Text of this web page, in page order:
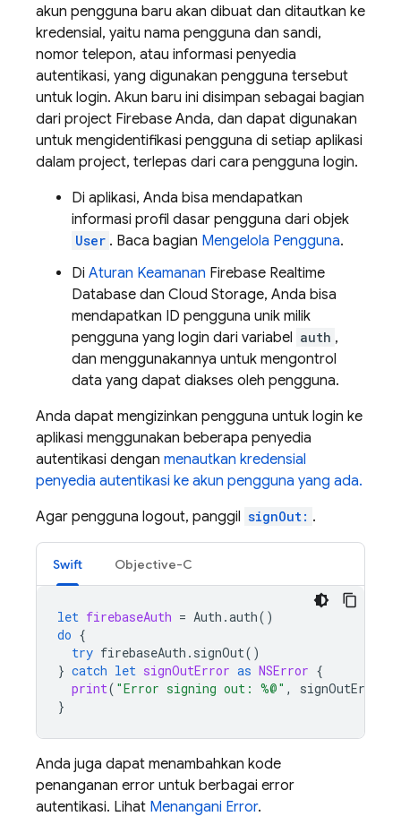
akun pengguna baru akan dibuat dan ditautkan ke
kredensial, yaitu nama pengguna dan sandi,
nomor telepon, atau informasi penyedia
autentikasi, yang digunakan pengguna tersebut
untuk login. Akun baru ini disimpan sebagai bagian
dari project Firebase Anda, dan dapat digunakan
untuk mengidentifikasi pengguna di setiap aplikasi
dalam project, terlepas dari cara pengguna login.
Di aplikasi, Anda bisa mendapatkan
informasi profil dasar pengguna dari objek
User . Baca bagian Mengelola Pengguna.
Di Aturan Keamanan Firebase Realtime
Database dan Cloud Storage, Anda bisa
mendapatkan ID pengguna unik milik
pengguna yang login dari variabel auth ,
dan menggunakannya untuk mengontrol
data yang dapat diakses oleh pengguna.
Anda dapat mengizinkan pengguna untuk login ke
aplikasi menggunakan beberapa penyedia
autentikasi dengan menautkan kredensial
penyedia autentikasi ke akun pengguna yang ada.
Agar pengguna logout, panggil signOut: .
Swift Objective-C
let firebaseAuth = Auth .auth()
do {
try firebaseAuth . signOut()
} catch let signOutError as NSError {
print( "Error signing out: %@" , signOutError
}
Anda juga dapat menambahkan kode
penanganan error untuk berbagai error
autentikasi. Lihat Menangani Error.